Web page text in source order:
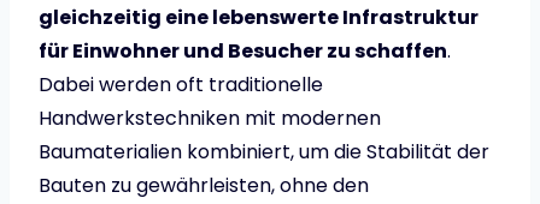
gleichzeitig eine lebenswerte Infrastruktur
für Einwohner und Besucher zu schaffen.
Dabei werden oft traditionelle
Handwerkstechniken mit modernen
Baumaterialien kombiniert, um die Stabilität der
Bauten zu gewährleisten, ohne den